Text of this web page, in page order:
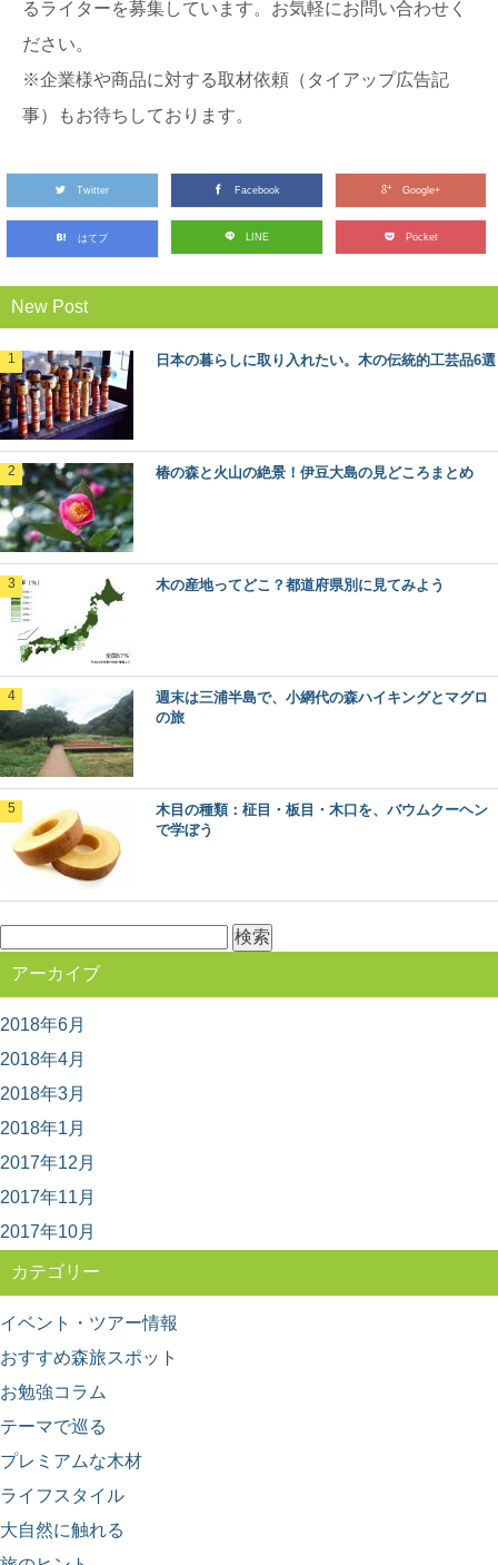
るライターを募集しています。お気軽にお問い合わせく
ださい。
※企業様や商品に対する取材依頼（タイアップ広告記
事）もお待ちしております。
Twitter Facebook Google+
はてブ LINE Pocket
New Post
日本の暮らしに取り入れたい。木の伝統的工芸品6選
椿の森と火山の絶景！伊豆大島の見どころまとめ
木の産地ってどこ？都道府県別に見てみよう
週末は三浦半島で、小網代の森ハイキングとマグロ
の旅
木目の種類：柾目・板目・木口を、バウムクーヘン
で学ぼう
索:
アーカイブ
2018年6月
2018年4月
2018年3月
2018年1月
2017年12月
2017年11月
2017年10月
カテゴリー
イベント・ツアー情報
おすすめ森旅スポット
お勉強コラム
テーマで巡る
プレミアムな木材
ライフスタイル
大自然に触れる